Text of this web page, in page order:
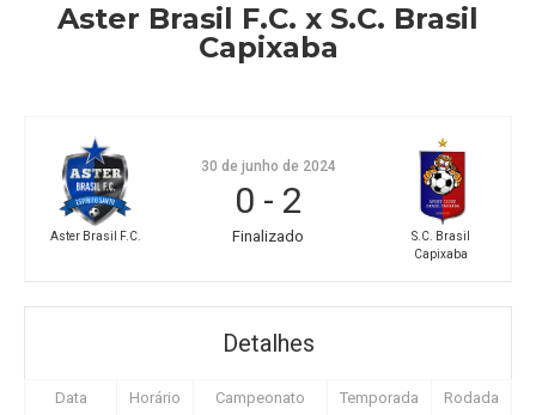
Aster Brasil F.C. x S.C. Brasil
Capixaba
Aster Brasil F.C.
S.C. Brasil
Capixaba
30 de junho de 2024
0 - 2
Finalizado
Detalhes
Data Horário Campeonato Temporada
Rodada